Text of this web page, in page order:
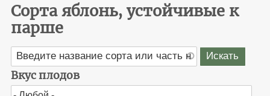
Сорта яблонь, устойчивые к
парше
Вкус плодов